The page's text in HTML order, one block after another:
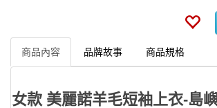
商品內容 品牌故事 商品規格
女款 美麗諾羊毛短袖上衣-島